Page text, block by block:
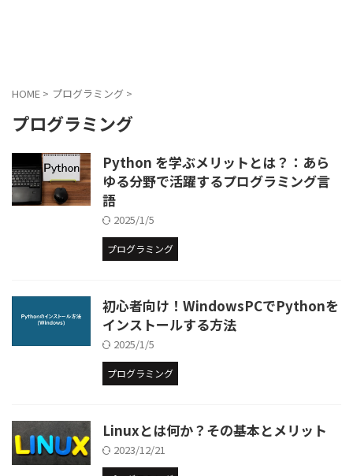
HOME > プログラミング >
プログラミング
Python を学ぶメリットとは？：あら
ゆる分野で活躍するプログラミング言
語
2025/1/5
プログラミング
初心者向け！WindowsPCでPythonを
インストールする方法
2025/1/5
プログラミング
Linuxとは何か？その基本とメリット
2023/12/21